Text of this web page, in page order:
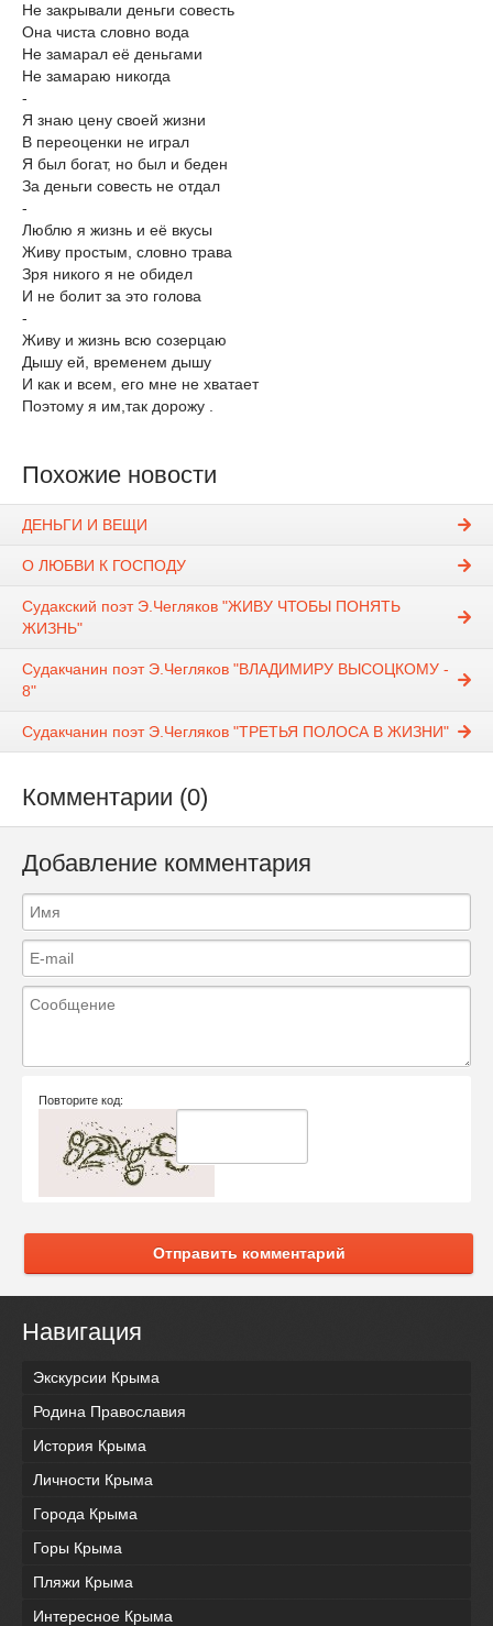
Не закрывали деньги совесть
Она чиста словно вода
Не замарал её деньгами
Не замараю никогда
-
Я знаю цену своей жизни
В переоценки не играл
Я был богат, но был и беден
За деньги совесть не отдал
-
Люблю я жизнь и её вкусы
Живу простым, словно трава
Зря никого я не обидел
И не болит за это голова
-
Живу и жизнь всю созерцаю
Дышу ей, временем дышу
И как и всем, его мне не хватает
Поэтому я им,так дорожу .
Похожие новости
ДЕНЬГИ И ВЕЩИ
О ЛЮБВИ К ГОСПОДУ
Судакский поэт Э.Чегляков "ЖИВУ ЧТОБЫ ПОНЯТЬ
ЖИЗНЬ"
Судакчанин поэт Э.Чегляков "ВЛАДИМИРУ ВЫСОЦКОМУ -
8"
Судакчанин поэт Э.Чегляков "ТРЕТЬЯ ПОЛОСА В ЖИЗНИ"
Комментарии (0)
Добавление комментария
Повторите код:
Отправить комментарий
Навигация
Экскурсии Крыма
Родина Православия
История Крыма
Личности Крыма
Города Крыма
Горы Крыма
Пляжи Крыма
Интересное Крыма